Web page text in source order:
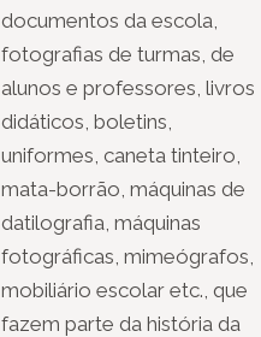
documentos da escola,
fotografias de turmas, de
alunos e professores, livros
didáticos, boletins,
uniformes, caneta tinteiro,
mata-borrão, máquinas de
datilografia, máquinas
fotográficas, mimeógrafos,
mobiliário escolar etc., que
fazem parte da história da